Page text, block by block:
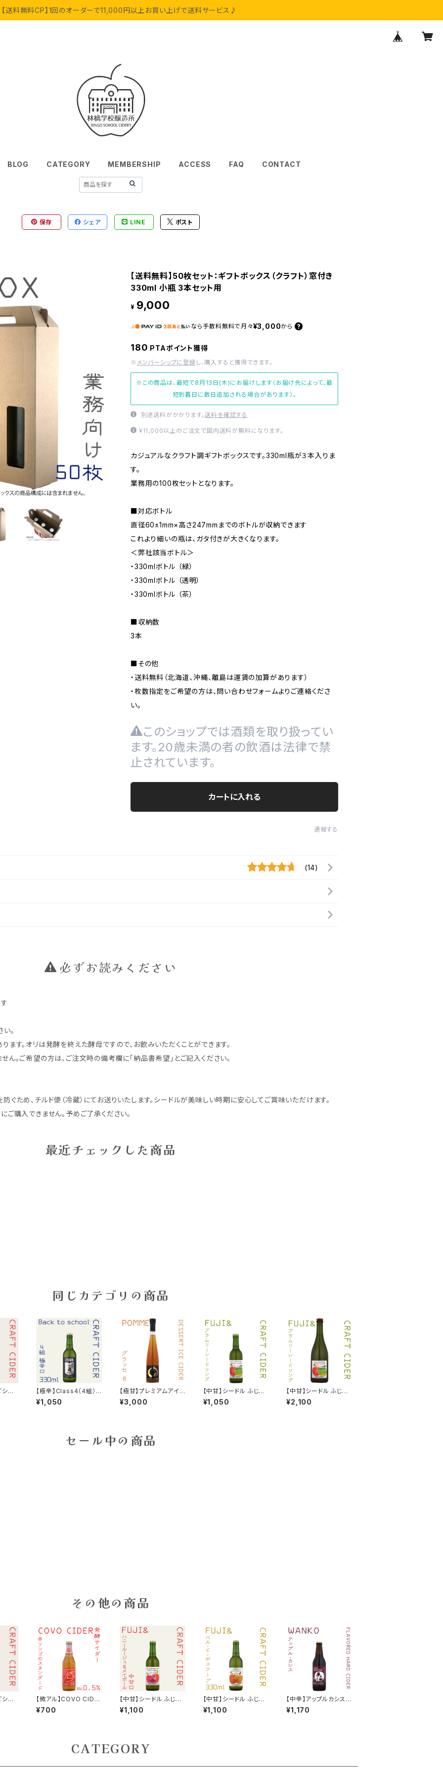
【送料無料CP】1回のオーダーで11,000円以上お買い上げで送料サービス♪
BLOG CATEGORY MEMBERSHIP ACCESS FAQ CONTACT
保存 シェア LINE ポスト
【送料無料】50枚セット：ギフトボックス（クラフト）窓付き
330ml 小瓶 3本セット用
¥ 9,000
なら 手数料無料で 月々¥3,000から
180 PTAポイント獲得
※ メンバーシップに登録 し、購入すると獲得できます。
※この商品は、最短で8月13日(木)にお届けします（お届け先によって、最
短到着日に数日追加される場合があります）。
別途送料がかかります。送料を確認する
¥11,000以上のご注文で国内送料が無料になります。
カジュアルなクラフト調ギフトボックスです。330ml瓶が３本入りま
す。
業務用の100枚セットとなります。
■対応ボトル
直径60±1mm×高さ247mmまでのボトルが収納できます
これより細いの瓶は、ガタ付きが大きくなります。
＜弊社該当ボトル＞
・330mlボトル （緑）
・330mlボトル （透明）
・330mlボトル （茶）
■収納数
3本
■その他
・送料無料（北海道、沖縄、離島は運賃の加算があります）
・枚数指定をご希望の方は、問い合わせフォームよりご連絡くださ
い。
このショップでは酒類を取り扱ってい
ます。20歳未満の者の飲酒は法律で禁
止されています。
カートに入れる
通報する
(14)
必ずお読みください
。
す。オリは発酵を終えた酵母ですので、お飲みいただくことができます。
。ご希望の方は、ご注文時の備考欄に「納品書希望」とご記入ください。
ため、チルド便（冷蔵）にてお送りいたします。シードルが美味しい時期に安心してご賞味いただけます。
購入できません。予めご了承ください。
最近チェックした商品
同じカテゴリの商品
シー
【極辛】Class4（4組）
330ml シードル（Late
maturing）2024
¥1,050
【極甘】プレミアムアイス
シードル ポム・グラッセ
8 375ml Alc.8% 202
¥3,000
【中甘】シードル ふじ＆
ブラムリー 330ml 202
5
¥1,050
【中甘】シードル ふじ＆
ブラムリー 750ml 202
5
¥2,100
セール中の商品
その他の商品
シー
【微アル】COVO CIDE
R スタンダード 330ml
ノンアルコール 発酵サ
¥700
【中甘】シードル ふじ&
ハニーメイ 330ml 20
25
¥1,100
【中甘】シードル ふじ＆
¥1,100
【中辛】アップルカシス 3
30ml FLAVORED HA
RD CIDER 2025
¥1,170
CATEGORY